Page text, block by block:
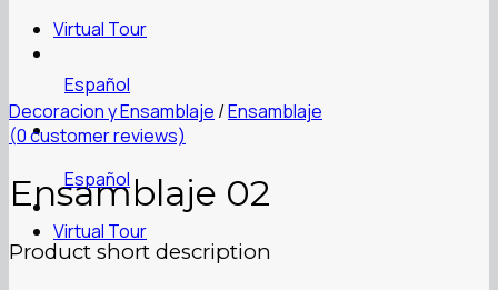
Virtual Tour
Español
Español
Virtual Tour
Decoracion y Ensamblaje /Ensamblaje
(0customer reviews)
Ensamblaje 02
Product short description